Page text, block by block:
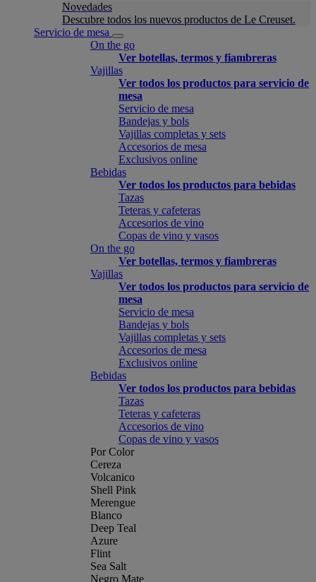
Novedades
Descubre todos los nuevos productos de Le Creuset.
Servicio de mesa
On the go
Ver botellas, termos y fiambreras
Vajillas
Ver todos los productos para servicio de
mesa
Servicio de mesa
Bandejas y bols
Vajillas completas y sets
Accesorios de mesa
Exclusivos online
Bebidas
Ver todos los productos para bebidas
Tazas
Teteras y cafeteras
Accesorios de vino
Copas de vino y vasos
On the go
Ver botellas, termos y fiambreras
Vajillas
Ver todos los productos para servicio de
mesa
Servicio de mesa
Bandejas y bols
Vajillas completas y sets
Accesorios de mesa
Exclusivos online
Bebidas
Ver todos los productos para bebidas
Tazas
Teteras y cafeteras
Accesorios de vino
Copas de vino y vasos
Por Color
Cereza
Volcanico
Shell Pink
Merengue
Blanco
Deep Teal
Azure
Flint
Sea Salt
Negro Mate